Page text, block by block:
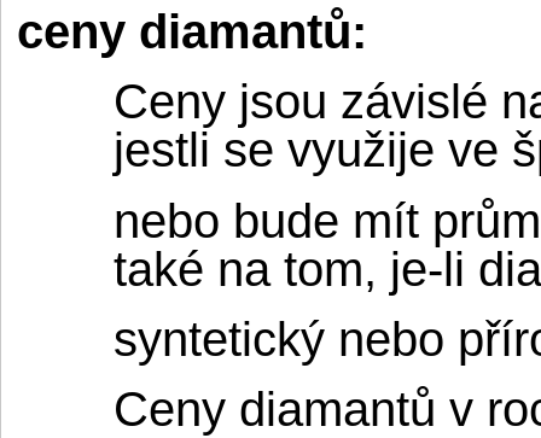
ceny diamantů:
Ceny jsou závislé
jestli se využije ve
nebo bude mít
také na tom, je-li
syntetický nebo
Ceny diamantů v